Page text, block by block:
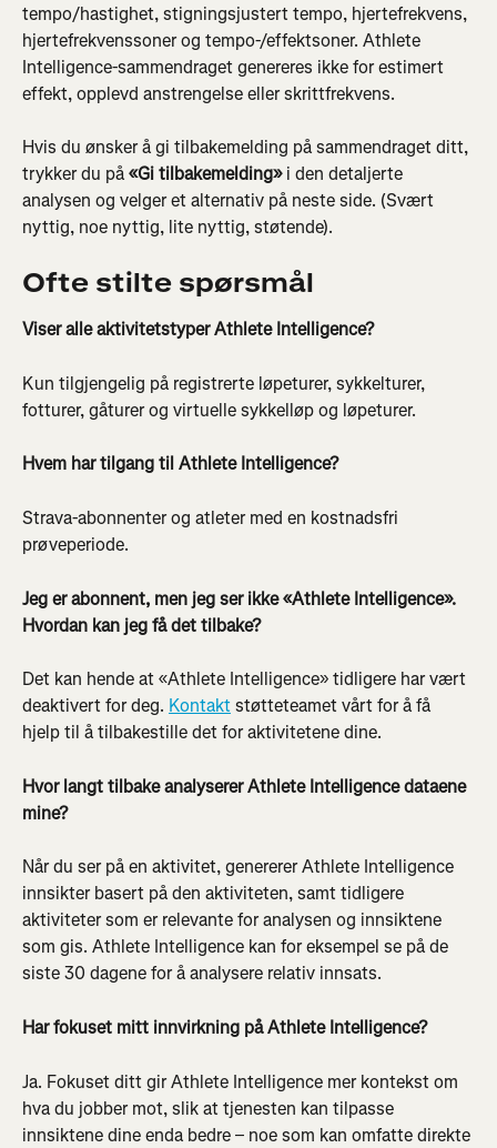
tempo/hastighet, stigningsjustert tempo, hjertefrekvens,
hjertefrekvenssoner og tempo-/effektsoner. Athlete
Intelligence-sammendraget genereres ikke for estimert
effekt, opplevd anstrengelse eller skrittfrekvens.
Hvis du ønsker å gi tilbakemelding på sammendraget ditt,
trykker du på «Gi tilbakemelding» i den detaljerte
analysen og velger et alternativ på neste side. (Svært
nyttig, noe nyttig, lite nyttig, støtende).
Ofte stilte spørsmål
Viser alle aktivitetstyper Athlete Intelligence?
Kun tilgjengelig på registrerte løpeturer, sykkelturer,
fotturer, gåturer og virtuelle sykkelløp og løpeturer.
Hvem har tilgang til Athlete Intelligence?
Strava-abonnenter og atleter med en kostnadsfri
prøveperiode.
Jeg er abonnent, men jeg ser ikke «Athlete Intelligence».
Hvordan kan jeg få det tilbake?
Det kan hende at «Athlete Intelligence» tidligere har vært
deaktivert for deg. Kontakt støtteteamet vårt for å få
hjelp til å tilbakestille det for aktivitetene dine.
Hvor langt tilbake analyserer Athlete Intelligence dataene
mine?
Når du ser på en aktivitet, genererer Athlete Intelligence
innsikter basert på den aktiviteten, samt tidligere
aktiviteter som er relevante for analysen og innsiktene
som gis. Athlete Intelligence kan for eksempel se på de
siste 30 dagene for å analysere relativ innsats.
Har fokuset mitt innvirkning på Athlete Intelligence?
Ja. Fokuset ditt gir Athlete Intelligence mer kontekst om
hva du jobber mot, slik at tjenesten kan tilpasse
innsiktene dine enda bedre – noe som kan omfatte direkte